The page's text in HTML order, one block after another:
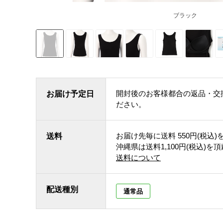
ブラック
お届け予定日
開封後のお客様都合の返品・
ださい。
送料 お届け先毎に送料 550円(税込)
沖縄県は送料1,100円(税込)を
送料について
配送種別 通常品